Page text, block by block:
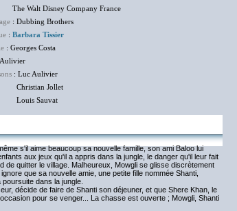
Company France
: Dubbing Brothers
: Barbara Tissier
: Georges Costa
: Luc Aulivier
Jollet
s'il aime beaucoup sa nouvelle famille, son ami Baloo lui
aux jeux qu'il a appris dans la jungle, le danger qu'il leur fait
quitter le village. Malheureux, Mowgli se glisse discrètement
que sa nouvelle amie, une petite fille nommée Shanti,
dans la jungle.
décide de faire de Shanti son déjeuner, et que Shere Khan, le
pour se venger... La chasse est ouverte ; Mowgli, Shanti